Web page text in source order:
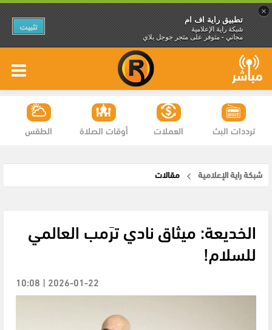
×
تطبيق راية اف ام
شبكة راية الإعلامية
مجاني - متوفر على متجر جوجل بلاي
تثبيت
الطقس أوقات الصلاة العملات ترددات البث
شبكة راية الإعلامية مقالات
الخديعة: ميثاق نادي ترَمب العالمي
للسلام!
2026-01-22 | 10:08